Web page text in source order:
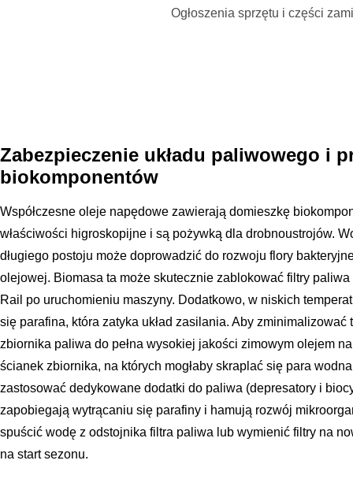
Ogłoszenia sprzętu i części
Zabezpieczenie układu paliwowego i
biokomponentów
Współczesne oleje napędowe zawierają domieszkę
właściwości higroskopijne i są pożywką dla drobnoustrojów.
długiego postoju może doprowadzić do rozwoju flory
olejowej. Biomasa ta może skutecznie zablokować filtry
Rail po uruchomieniu maszyny. Dodatkowo, w niskich
się parafina, która zatyka układ zasilania. Aby
zbiornika paliwa do pełna wysokiej jakości zimowym olejem
ścianek zbiornika, na których mogłaby skraplać się para
zastosować dedykowane dodatki do paliwa (depresatory i
zapobiegają wytrącaniu się parafiny i hamują rozwój
spuścić wodę z odstojnika filtra paliwa lub wymienić filtry na
na start sezonu.